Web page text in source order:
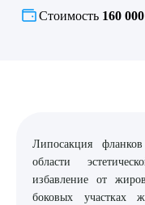
Новости
Правовая информация
Политика
Пользовательское
Врачи
Инструментальная
Хирургический
Подготовка к
ДМС
Акции
Филиалы
Стоимость 160
Липосакция
области
избавление от
боковых участках